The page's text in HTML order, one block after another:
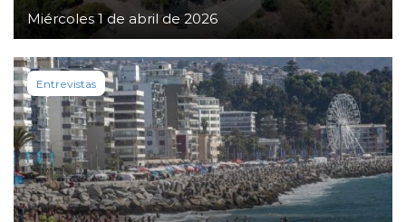
Miércoles 1 de abril de 2026
Entrevistas